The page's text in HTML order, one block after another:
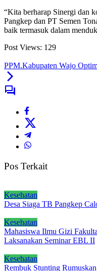
“Kita berharap Sinergi dan
Pangkep dan PT Semen
baik termasuk dalam
Post Views: 129
PPM.Kabupaten Wajo
Pos Terkait
Kesehatan
Desa Siaga TB Pangkep
Kesehatan
Mahasiswa Ilmu Gizi
Laksanakan Seminar EBL II
Kesehatan
Rembuk Stunting